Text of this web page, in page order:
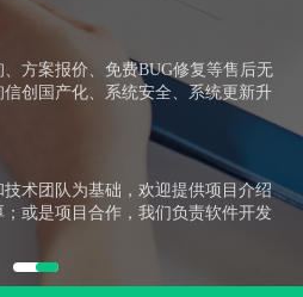
方案报价、免费BUG修复等售后无
创国产化、系统安全、系统更新升
技术团队为基础，欢迎提供项目介绍
或是项目合作，我们负责软件开发